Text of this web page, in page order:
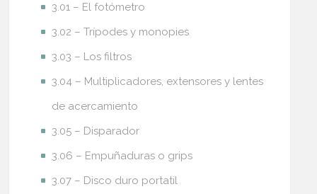
3.01 – El fotómetro
3.02 – Trípodes y monopies
3.03 – Los filtros
3.04 – Multiplicadores, extensores y lentes
de acercamiento
3.05 – Disparador
3.06 – Empuñaduras o grips
3.07 – Disco duro portatil